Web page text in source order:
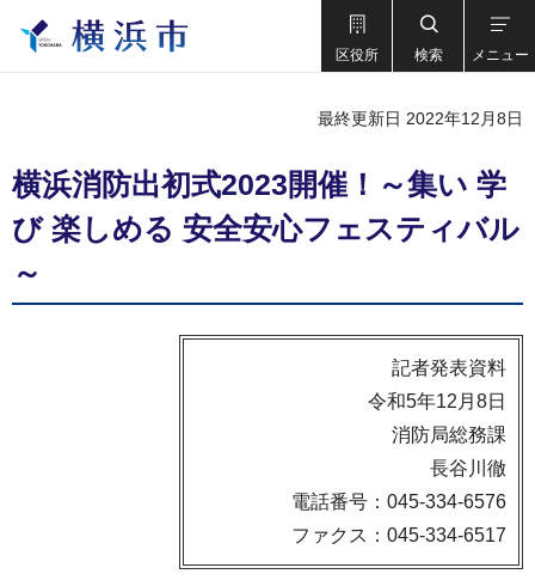
区役所 検索 メニュー
最終更新日 2022年12月8日
横浜消防出初式2023開催！～集い 学
び 楽しめる 安全安心フェスティバル
～
記者発表資料
令和5年12月8日
消防局総務課
長谷川徹
電話番号：045-334-6576
ファクス：045-334-6517